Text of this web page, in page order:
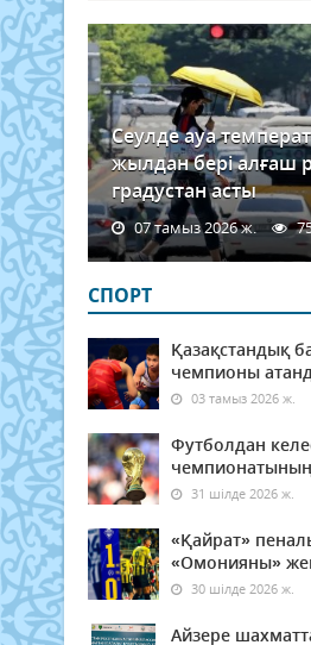
Сеулде ауа
жылдан бері алғаш
градустан асты
07 тамыз 2026 ж.
СПОРТ
Қазақстандық
чемпионы
03 тамыз 2026 ж.
Футболдан
31 шілде 2026 ж.
«Қайрат»
«Омонияны»
30 шілде 2026 ж.
Айзере